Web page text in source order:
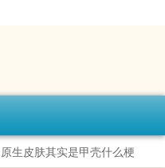
生皮肤其实是甲壳什么梗